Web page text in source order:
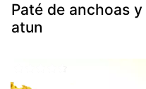
Paté de anchoas y
atun